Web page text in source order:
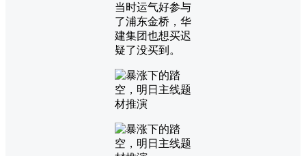
当时运气好参与
了浦东金桥，华
建集团也想买迟
疑了没买到。